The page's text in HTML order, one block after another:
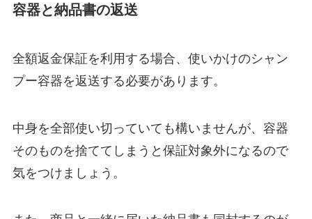
容器と納品書の返送
全額返金保証を利用する場合、使いかけのシャン
プー容器を返送する必要があります。
中身を全部使い切っていても構いませんが、容器
そのものを捨ててしまうと保証対象外になるので
気をつけましょう。